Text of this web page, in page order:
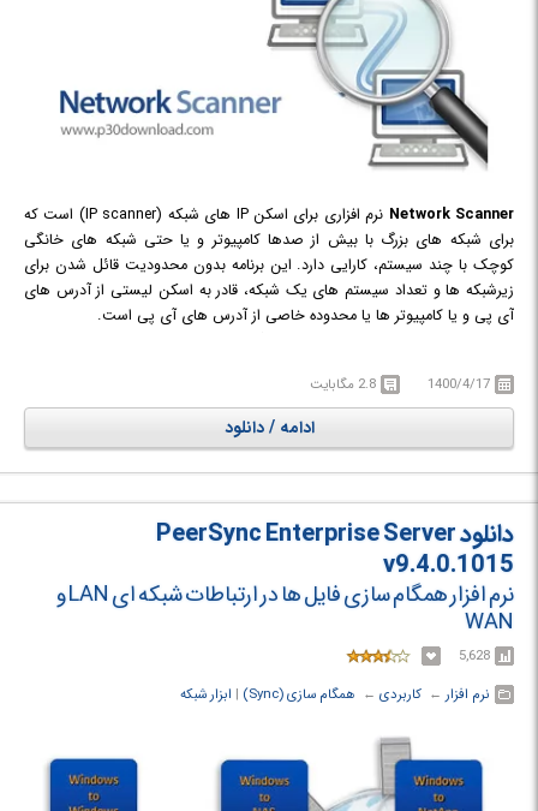
Network Scanner
نرم افزاری برای اسکن IP های شبکه (IP scanner) است که
برای شبکه های بزرگ با بیش از صدها کامپیوتر و یا حتی شبکه های خانگی
کوچک با چند سیستم، کارایی دارد. این برنامه بدون محدودیت قائل شدن برای
زیرشبکه ها و تعداد سیستم های یک شبکه، قادر به اسکن لیستی از آدرس های
آی پی و یا کامپیوتر ها یا محدوده خاصی از آدرس های آی پی است.
سیستم ها و یا جستجو برای یافتن منابع مشترک و در دسترس یک شبکه، هم
مدیر شبکه و هم کاربران معمولی (با بررسی مجوزهای دسترسی) می توانند از این
نرم افزار استفاده کنند. نتایج اسکن شبکه به وسیله ی این نرم افزار را می توان به
صورت فایل های XML, HTML یا text ذخیره نمود.
1400/4/17 2.8 مگابایت
ادامه / دانلود
دانلود PeerSync Enterprise Server
v9.4.0.1015
نرم افزار همگام سازی فایل ها در ارتباطات شبکه ای LAN و
WAN
5,628
نرم افزار ← ‏ کاربردی ← ‏ همگام سازی (Sync) ‏| ابزار شبکه